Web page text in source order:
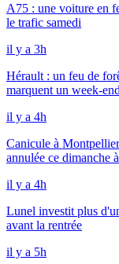
A75 : une voiture en
le trafic samedi
il y a 3h
Hérault : un feu de
marquent un week-
il y a 4h
Canicule à
annulée ce dimanche
il y a 4h
Lunel investit plus
avant la rentrée
il y a 5h